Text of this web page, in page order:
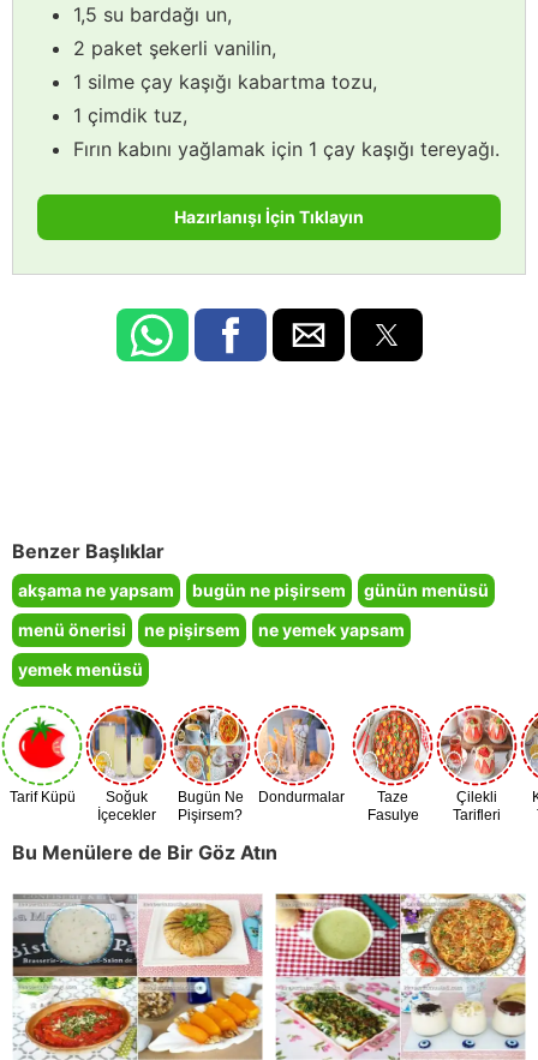
1,5 su bardağı un,
2 paket şekerli vanilin,
1 silme çay kaşığı kabartma tozu,
1 çimdik tuz,
Fırın kabını yağlamak için 1 çay kaşığı tereyağı.
Hazırlanışı İçin Tıklayın
Benzer Başlıklar
akşama ne yapsam bugün ne pişirsem
günün menüsü
menü önerisi
ne pişirsem
ne yemek yapsam
yemek menüsü
Tarif Küpü
Soğuk
İçecekler
Bugün Ne
Pişirsem?
Dondurmalar
Taze
Fasulye
Çilekli
Tarifleri
Bu Menülere de Bir Göz Atın